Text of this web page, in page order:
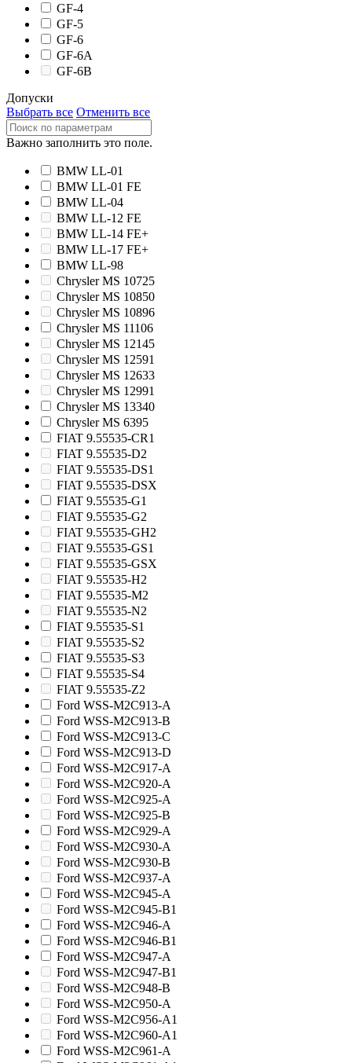
GF-4
GF-5
GF-6
GF-6A
GF-6B
Допуски
Выбрать все Отменить все
Важно заполнить это поле.
BMW LL-01
BMW LL-01 FE
BMW LL-04
BMW LL-12 FE
BMW LL-14 FE+
BMW LL-17 FE+
BMW LL-98
Chrysler MS 10725
Chrysler MS 10850
Chrysler MS 10896
Chrysler MS 11106
Chrysler MS 12145
Chrysler MS 12591
Chrysler MS 12633
Chrysler MS 12991
Chrysler MS 13340
Chrysler MS 6395
FIAT 9.55535-CR1
FIAT 9.55535-D2
FIAT 9.55535-DS1
FIAT 9.55535-DSX
FIAT 9.55535-G1
FIAT 9.55535-G2
FIAT 9.55535-GH2
FIAT 9.55535-GS1
FIAT 9.55535-GSX
FIAT 9.55535-H2
FIAT 9.55535-M2
FIAT 9.55535-N2
FIAT 9.55535-S1
FIAT 9.55535-S2
FIAT 9.55535-S3
FIAT 9.55535-S4
FIAT 9.55535-Z2
Ford WSS-M2C913-A
Ford WSS-M2C913-B
Ford WSS-M2C913-C
Ford WSS-M2C913-D
Ford WSS-M2C917-A
Ford WSS-M2C920-A
Ford WSS-M2C925-A
Ford WSS-M2C925-B
Ford WSS-M2C929-A
Ford WSS-M2C930-A
Ford WSS-M2C930-B
Ford WSS-M2C937-A
Ford WSS-M2C945-A
Ford WSS-M2C945-B1
Ford WSS-M2C946-A
Ford WSS-M2C946-B1
Ford WSS-M2C947-A
Ford WSS-M2C947-B1
Ford WSS-M2C948-B
Ford WSS-M2C950-A
Ford WSS-M2C956-A1
Ford WSS-M2C960-A1
Ford WSS-M2C961-A